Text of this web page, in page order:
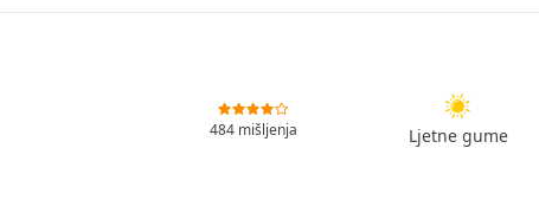
484 mišljenja Ljetne gume